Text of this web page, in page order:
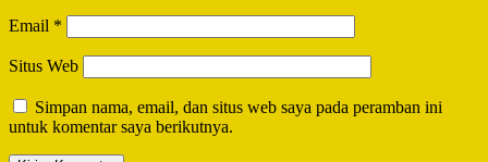
Email *
Situs Web
Simpan nama, email, dan situs web saya pada peramban ini
untuk komentar saya berikutnya.